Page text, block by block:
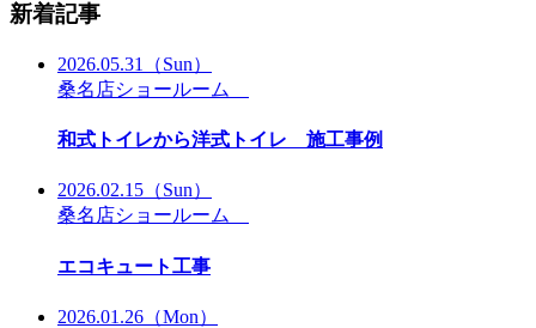
新着記事
2026.05.31
（Sun）
桑名店ショールーム
和式トイレから洋式トイレ 施工事例
2026.02.15 （Sun）
桑名店ショールーム
エコキュート工事
2026.01.26 （Mon）